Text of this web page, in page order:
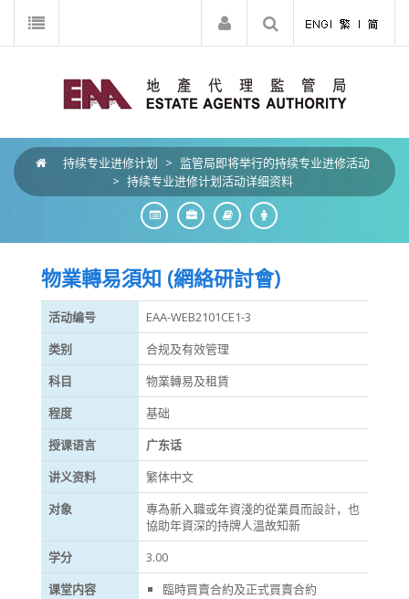
持续专业进修计划 > 监管局即将举行的持续专业进修活动
> 持续专业进修计划活动详细资料
物業轉易須知 (網絡研討會)
活动编号
EAA-WEB2101CE1-3
类别
合规及有效管理
科目
物業轉易及租賃
程度
基础
授课语言
广东话
讲义资料
繁体中文
对象
專為新入職或年資淺的從業員而設計，也
協助年資深的持牌人溫故知新
学分
3.00
课堂内容
臨時買賣合約及正式買賣合約